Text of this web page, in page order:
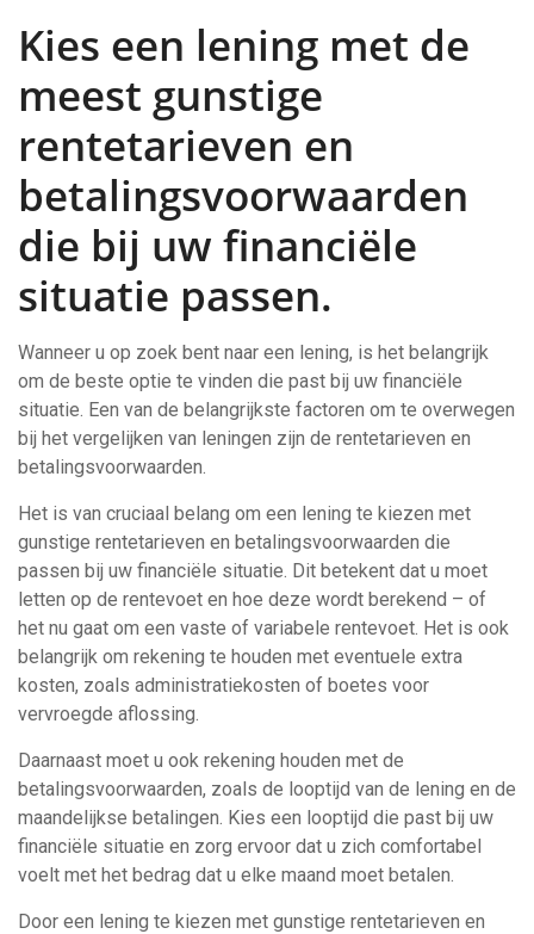
Kies een lening met de
meest gunstige
rentetarieven en
betalingsvoorwaarden
die bij uw financiële
situatie passen.
Wanneer u op zoek bent naar een lening, is het belangrijk
om de beste optie te vinden die past bij uw financiële
situatie. Een van de belangrijkste factoren om te overwegen
bij het vergelijken van leningen zijn de rentetarieven en
betalingsvoorwaarden.
Het is van cruciaal belang om een lening te kiezen met
gunstige rentetarieven en betalingsvoorwaarden die
passen bij uw financiële situatie. Dit betekent dat u moet
letten op de rentevoet en hoe deze wordt berekend – of
het nu gaat om een vaste of variabele rentevoet. Het is ook
belangrijk om rekening te houden met eventuele extra
kosten, zoals administratiekosten of boetes voor
vervroegde aflossing.
Daarnaast moet u ook rekening houden met de
betalingsvoorwaarden, zoals de looptijd van de lening en de
maandelijkse betalingen. Kies een looptijd die past bij uw
financiële situatie en zorg ervoor dat u zich comfortabel
voelt met het bedrag dat u elke maand moet betalen.
Door een lening te kiezen met gunstige rentetarieven en